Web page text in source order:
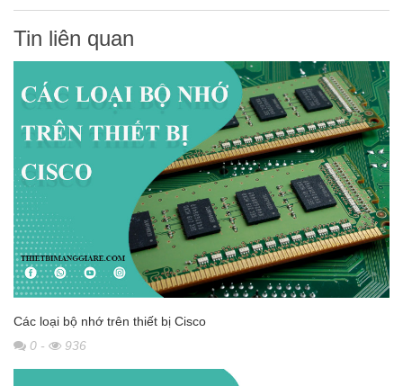
Tin liên quan
Các loại bộ nhớ trên thiết bị Cisco
0 - 936